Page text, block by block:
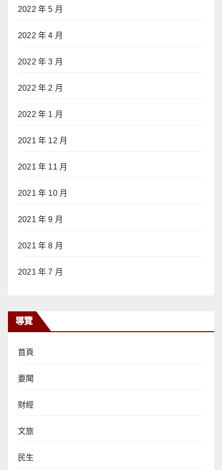
2022 年 5 月
2022 年 4 月
2022 年 3 月
2022 年 2 月
2022 年 1 月
2021 年 12 月
2021 年 11 月
2021 年 10 月
2021 年 9 月
2021 年 8 月
2021 年 7 月
導覽
首頁
要聞
財經
文旅
民生